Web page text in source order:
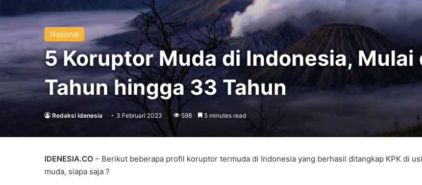
Nasional
5 Koruptor Muda di Indonesia, Mulai
Tahun hingga 33 Tahun
Redaksi Idenesia 3 Februari 2023 598 5 minutes read
IDENESIA.CO – Berikut beberapa profil koruptor termuda di Indonesia yang berhasil ditangkap KPK di
muda, siapa saja ?